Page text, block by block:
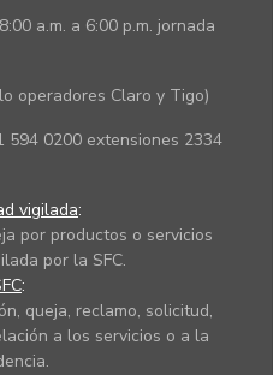
a.m. a 6:00 p.m. jornada
operadores Claro y Tigo)
594 0200 extensiones 2334
vigilada:
por productos o servicios
por la SFC.
:
queja, reclamo, solicitud,
a los servicios o a la